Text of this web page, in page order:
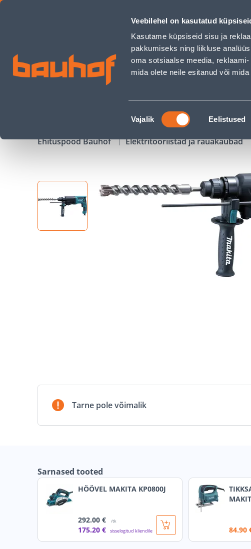
Veebilehel on kasutatud
Kasutame küpsiseid sisu ja
pakkumiseks ning liikluse
oma sotsiaalse meedia,
mida olete neile esitanud või
Nõusoleku
valik
Vajalik Eelistused
PUURVASAR HR2610 - Bauhof has loaded
Äriklienditeenindus Klienditeenindus
KAMPAANIAD
Ehituspood Bauhof Elektritööriistad ja rauakaubad
Tarne pole võimalik
Sarnased tooted
HÖÖVEL MAKITA KP0800J
292.00 € /tk
175.20 € sisselogitud kliendile 84.90